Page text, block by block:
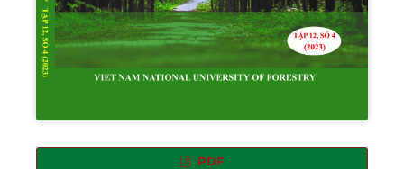
PDF